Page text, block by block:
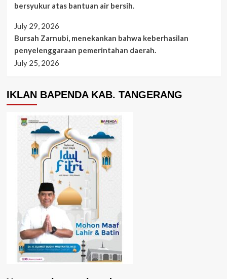
bersyukur atas bantuan air bersih.
July 29, 2026
Bursah Zarnubi, menekankan bahwa keberhasilan
penyelenggaraan pemerintahan daerah.
July 25, 2026
IKLAN BAPENDA KAB. TANGERANG